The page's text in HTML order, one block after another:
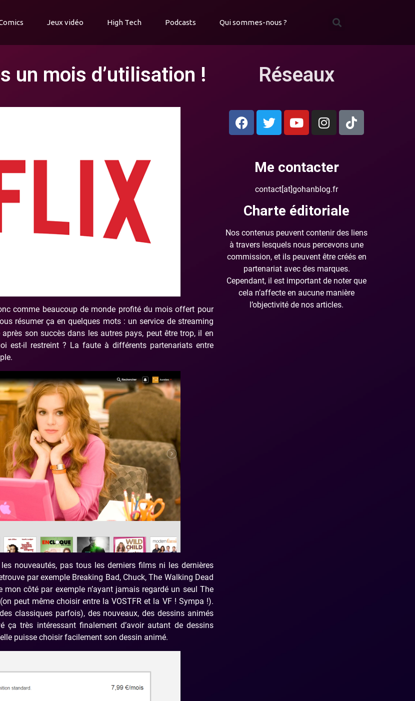
Jeux vidéo High Tech Podcasts Qui sommes-nous ?
un mois d’utilisation !
comme beaucoup de monde profité du mois offert pour
résumer ça en quelques mots : un service de streaming
son succès dans les autres pays, peut être trop, il en
est-il restreint ? La faute à différents partenariats entre
nouveautés, pas tous les derniers films ni les dernières
par exemple Breaking Bad, Chuck, The Walking Dead
côté par exemple n’ayant jamais regardé un seul The
peut même choisir entre la VOSTFR et la VF ! Sympa !).
classiques parfois), des nouveaux, des dessins animés
ça très intéressant finalement d’avoir autant de dessins
puisse choisir facilement son dessin animé.
Réseaux
Me contacter
contact[at]gohanblog.fr
Charte éditoriale
Nos contenus peuvent contenir des liens
à travers lesquels nous percevons une
commission, et ils peuvent être créés en
partenariat avec des marques.
Cependant, il est important de noter que
cela n’affecte en aucune manière
l’objectivité de nos articles.